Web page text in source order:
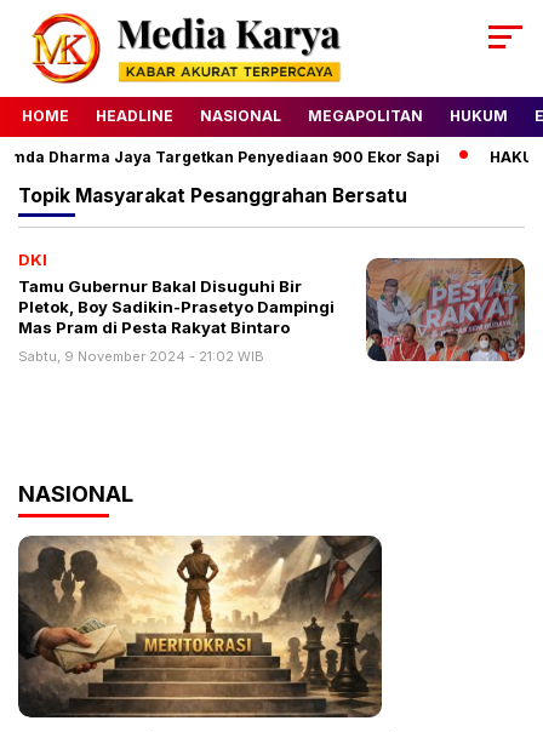
HOME HEADLINE NASIONAL MEGAPOLITAN HUKUM
Dharma Jaya Targetkan Penyediaan 900 Ekor Sapi HAKU
Topik Masyarakat Pesanggrahan Bersatu
DKI
Tamu Gubernur Bakal Disuguhi Bir
Pletok, Boy Sadikin-Prasetyo Dampingi
Mas Pram di Pesta Rakyat Bintaro
Sabtu, 9 November 2024 - 21:02 WIB
NASIONAL